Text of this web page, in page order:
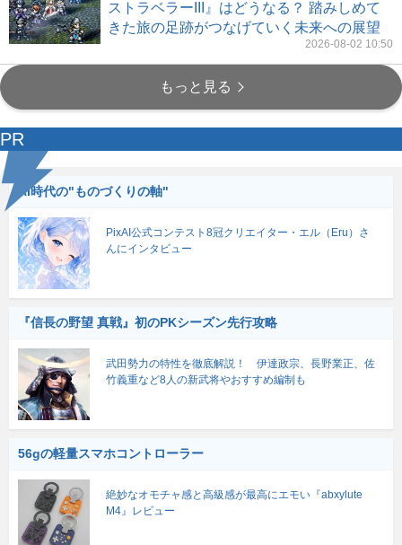
ストラベラーIII』はどうなる？ 踏みしめて
きた旅の足跡がつなげていく未来への展望
2026-08-02 10:50
もっと見る
PR
AI時代の"ものづくりの軸"
PixAI公式コンテスト8冠クリエイター・エル（Eru）さ
んにインタビュー
『信長の野望 真戦』初のPKシーズン先行攻略
武田勢力の特性を徹底解説！ 伊達政宗、長野業正、佐
竹義重など8人の新武将やおすすめ編制も
56gの軽量スマホコントローラー
絶妙なオモチャ感と高級感が最高にエモい『abxylute
M4』レビュー